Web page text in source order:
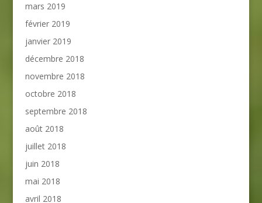
mars 2019
février 2019
janvier 2019
décembre 2018
novembre 2018
octobre 2018
septembre 2018
août 2018
juillet 2018
juin 2018
mai 2018
avril 2018